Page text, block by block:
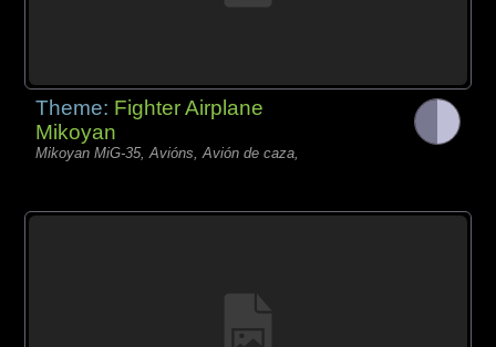
Theme: Fighter Airplane
Mikoyan
Mikoyan MiG-35, Avións, Avión de caza,